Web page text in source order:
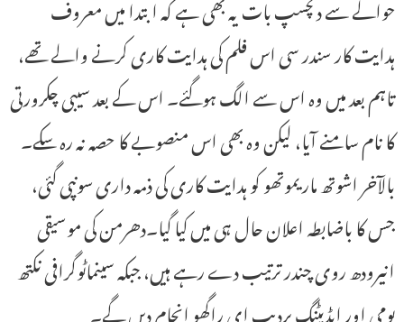
ہدایت کار سندر سی اس فلم کی ہدایت کاری کرنے والے تھے،
تاہم بعد میں وہ اس سے الگ ہوگئے۔ اس کے بعد سیبی چکرورتی
کا نام سامنے آیا، لیکن وہ بھی اس منصوبے کا حصہ نہ رہ سکے۔
بالآخر اشوتھ ماریموتھو کو ہدایت کاری کی ذمہ داری سونپی گئی،
جس کا باضابطہ اعلان حال ہی میں کیا گیا۔دھرمن کی موسیقی
انیرودھ روی چندر ترتیب دے رہے ہیں، جبکہ سینماٹوگرافی نکتھ
بومی اور ایڈیٹنگ پردیپ ای راگھو انجام دیں گے۔